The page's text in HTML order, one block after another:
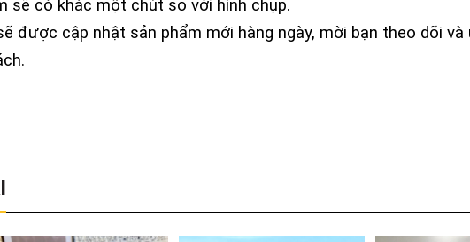
sẽ có khác một chút so với hình chụp.
được cập nhật sản phẩm mới hàng ngày, mời bạn theo dõi và